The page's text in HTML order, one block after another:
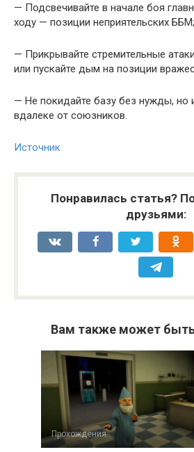
— Подсвечивайте в начале боя
ходу — позиции неприятельских ББМ;
— Прикрывайте стремительные
или пускайте дым на позиции
— Не покидайте базу без нужды, но
вдалеке от союзников.
Источник
Понравилась статья?
друзьями:
Вам также может быть
Прохождения